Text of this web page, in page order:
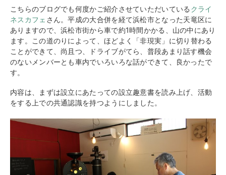
こちらのブログでも何度かご紹介させていただいている クライ
ネスカフェ さん。平成の大合併を経て浜松市となった天竜区に
ありますので、浜松市街から車で約1時間かかる、山の中にあり
ます。
この道のりによって、ほどよく「非現実」に切り替わる
ことができて、尚且つ、ドライブがてら、普段あまり話す機会
のないメンバーとも車内でいろいろな話ができて、良かったで
す。
内容は、まずは設立にあたっての設立趣意書を読み上げ、活動
をする上での共通認識を持つようにしました。